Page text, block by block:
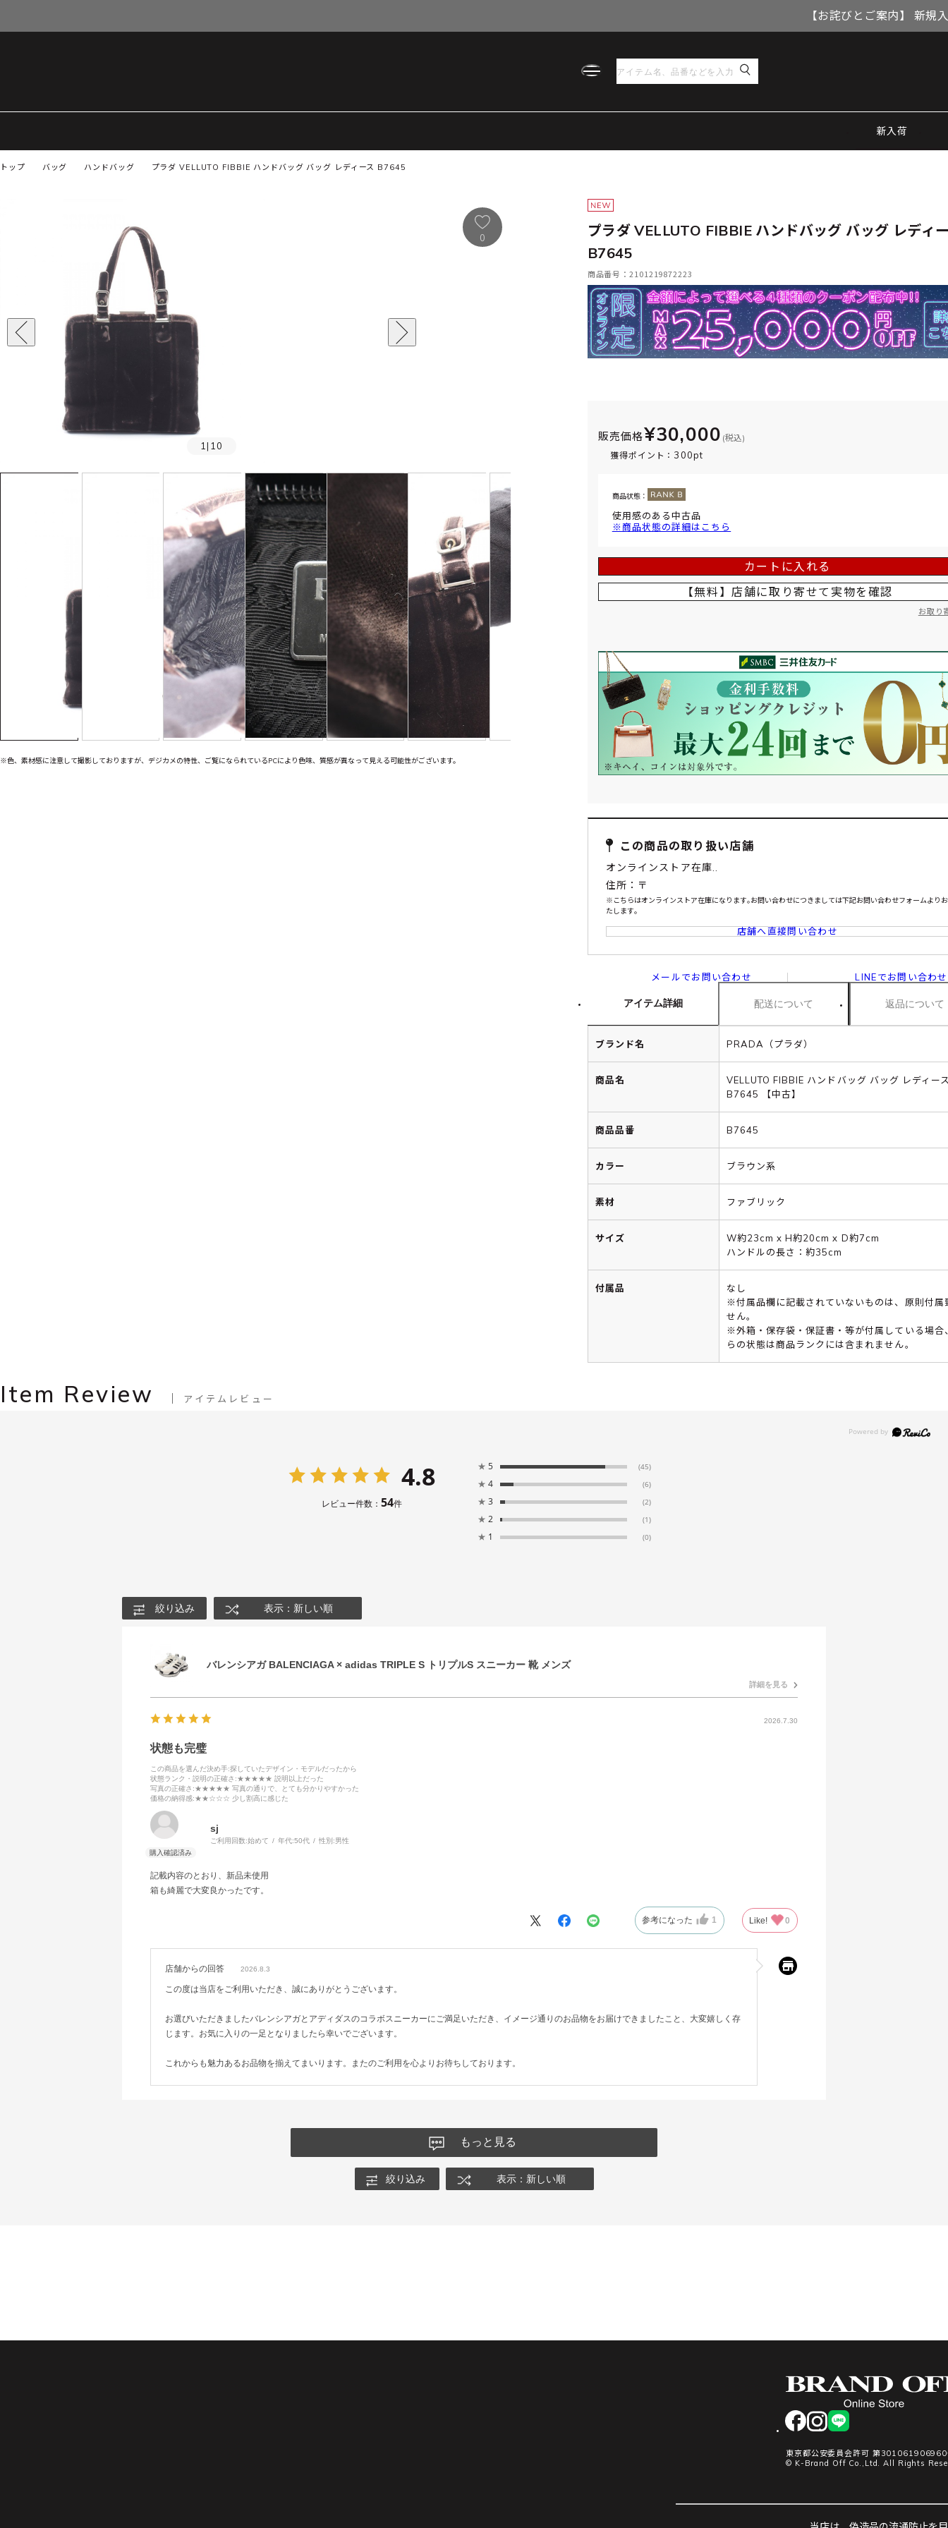
【お詫びとご案内】 新
新入荷
トップ プラダ VELLUTO FIBBIE ハンドバッグ バッグ レディース B7645
バッグ ハンドバッグ
1| 10
0
※色、素材感に注意して撮影しておりますが、デジカメの特性、ご覧になられているPCにより色味、質感が異なって見える可能性がございます。
プラダ VELLUTO FIBBIE ハンドバッグ バッグ レディ
B7645
商品番号：2101219872223
販売価格¥30,000 (税込)
獲得ポイント： 300pt
商品状態：
使用感のある中古品
※商品状態の詳細はこちら
カートに入れる
【無料】店舗に取り寄せて 実物を確認
お取り
この商品の取り扱い店舗
オンラインストア在庫..
住所：〒
※こちらはオンラインストア在庫になります｡お問い合わせにつきましては下記お問い合わせフォームより
たします｡
店舗へ直接問い合わせ
メールでお問い合わせ LINEでお問い合わせ
アイテム詳細 配送について 返品について
ブランド名 PRADA（プラダ）
商品名
VELLUTO FIBBIE ハンドバッグ バッグ レディー
B7645 【中古】
商品品番 B7645
カラー ブラウン系
素材 ファブリック
サイズ
W約23cm x H約20cm x D約7cm
ハンドルの長さ：約35cm
付属品
なし
※付属品欄に記載されていないものは、原則付属
せん。
※外箱・保存袋・保証書・等が付属している場合
らの状態は商品ランクには含まれません。
Item Review アイテムレビュー
4.8
レビュー件数： 54件
★ 5 (45)
★ 4 (6)
★ 3 (2)
★ 2 (1)
★ 1 (0)
絞り込み 表示：新しい順
バレンシアガ BALENCIAGA × adidas TRIPLE S トリプルS スニーカー 靴 メンズ
詳細を見る
2026.7.30
状態も完璧
この商品を選んだ決め手:探していたデザイン・モデルだったから
状態ランク・説明の正確さ :★★★★★ 説明以上だった
写真の正確さ :★★★★★ 写真の通りで、とても分かりやすかった
価格の納得感:★★☆☆☆ 少し割高に感じた
sj
ご利用回数:始めて 年代:50代 性別:男性
記載内容のとおり、新品未使用
箱も綺麗で大変良かったです。
参考になった 1 Like! 0
店舗からの回答 2026.8.3
この度は当店をご利用いただき、誠にありがとうございます。
お選びいただきましたバレンシアガとアディダスのコラボスニーカーにご満足いただき、イメージ通りのお品物をお届けできましたこと、大変嬉しく存
じます。お気に入りの一足となりましたら幸いでございます。
これからも魅力あるお品物を揃えてまいります。またのご利用を心よりお待ちしております。
もっと見る
絞り込み 表示：新しい順
facebookinstagram
LINE
東京都公安委員会許可 第
© K-Brand Off Co.,Ltd. All Rights